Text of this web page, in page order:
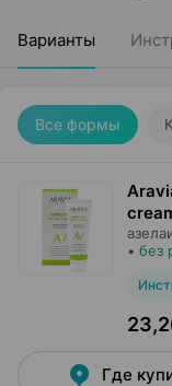
Варианты
Все формы
• без
Где